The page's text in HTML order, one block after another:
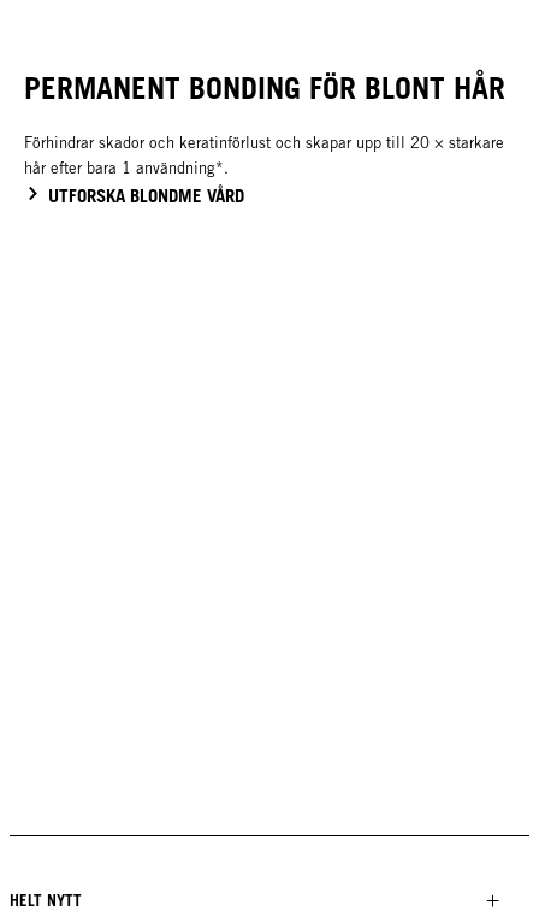
PERMANENT BONDING FÖR BLONT HÅR
Förhindrar skador och keratinförlust och skapar upp till 20 × starkare
hår efter bara 1 användning*.
UTFORSKA BLONDME VÅRD
HELT NYTT